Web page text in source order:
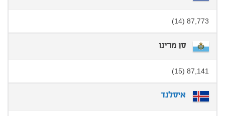
87,773 (14)
סן מרינו
87,141 (15)
איסלנד